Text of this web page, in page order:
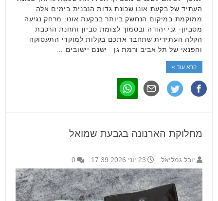
העתיד של בקעת אונו שכונת גדות הנבנית בימים אלה
ממוקמת במיקום הנחשק ביותר בבקעת אונו: מרחק נגיעה
מסביון- גני יהודה ובסמוך לצומת סביון ותחנת הרכבת
הקלה העתידית שתחבר אתכם בקלות למוקדי התעסוקה
והפנאי של תל אביב ורמת גן ישנם יישובים …
קרא עוד »
מחלוקת הארנונה בגבעת שמואל
יובל גמליאל 23 יוני 2026 17:39 0